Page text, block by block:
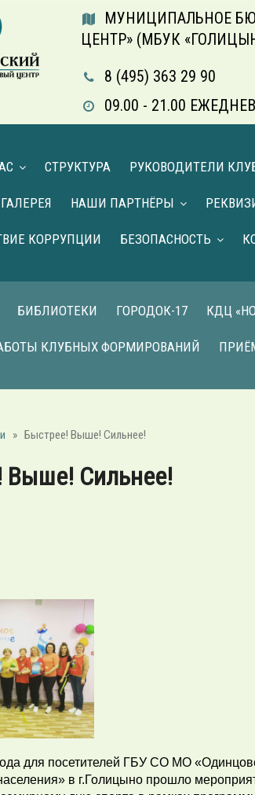
МУНИЦИПАЛЬНОЕ
ЦЕНТР» (МБУК
8 (495) 363 29 90
09.00 - 21.00
СТРУКТУРА РУКОВОДИТЕЛИ
НАШИ ПАРТНЁРЫ
КОРРУПЦИИ БЕЗОПАСНОСТЬ
БИБЛИОТЕКИ ГОРОДОК-17 КДЦ
КЛУБНЫХ ФОРМИРОВАНИЙ
» Быстрее! Выше! Сильнее!
Выше! Сильнее!
для посетителей ГБУ СО МО
в г.Голицыно прошло